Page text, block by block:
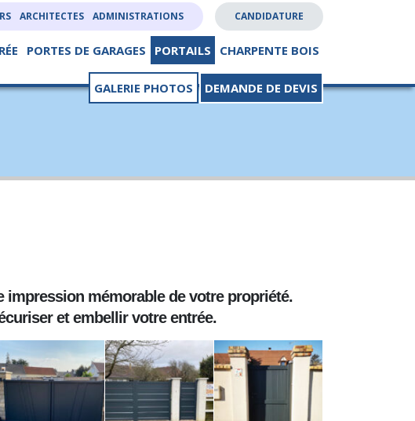
ARCHITECTES ADMINISTRATIONS CANDIDATURE
PORTES DE GARAGES PORTAILS CHARPENTE BOIS
GALERIE PHOTOS DEMANDE DE DEVIS
mémorable de votre propriété.
et embellir votre entrée.